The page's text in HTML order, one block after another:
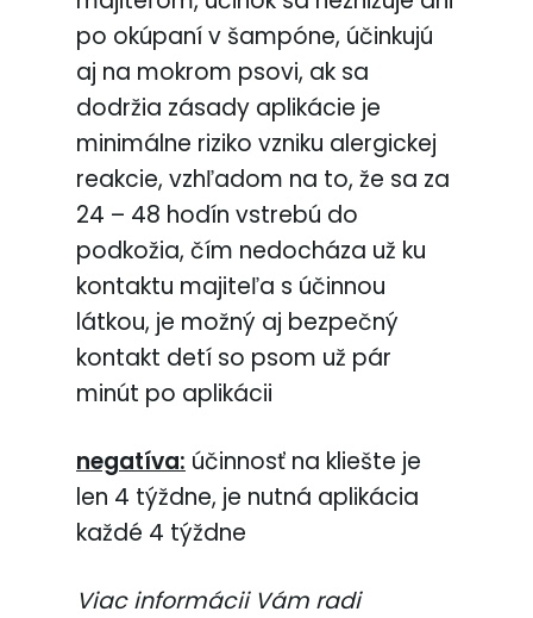
po okúpaní v šampóne, účinkujú
aj na mokrom psovi, ak sa
dodržia zásady aplikácie je
minimálne riziko vzniku alergickej
reakcie, vzhľadom na to, že sa za
24 – 48 hodín vstrebú do
podkožia, čím nedocháza už ku
kontaktu majiteľa s účinnou
látkou, je možný aj bezpečný
kontakt detí so psom už pár
minút po aplikácii
negatíva: účinnosť na kliešte je
len 4 týždne, je nutná aplikácia
každé 4 týždne
Viac informácii Vám radi